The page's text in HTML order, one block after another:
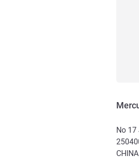
No 17
CHINA